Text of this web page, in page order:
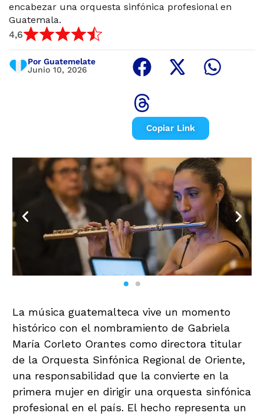
encabezar una orquesta sinfónica profesional en
Guatemala.
4,6
Por Guatemelate
Junio 10, 2026
Copiar Link
La música guatemalteca vive un momento
histórico con el nombramiento de Gabriela
María Corleto Orantes como directora titular
de la Orquesta Sinfónica Regional de Oriente,
una responsabilidad que la convierte en la
primera mujer en dirigir una orquesta sinfónica
profesional en el país. El hecho representa un